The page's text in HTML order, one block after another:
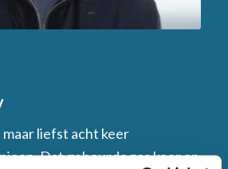
maar liefst acht keer
Dat gebeurde zes keer op